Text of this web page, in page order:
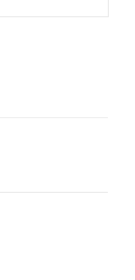
through
multiple